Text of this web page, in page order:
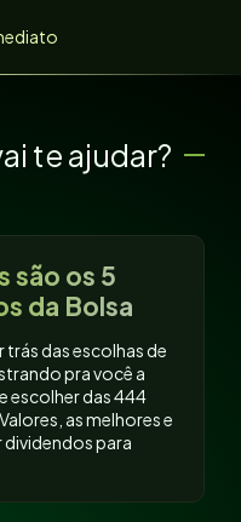
te ajudar?
são os 5
da Bolsa
das escolhas de
pra você a
escolher das 444
as melhores e
dividendos para